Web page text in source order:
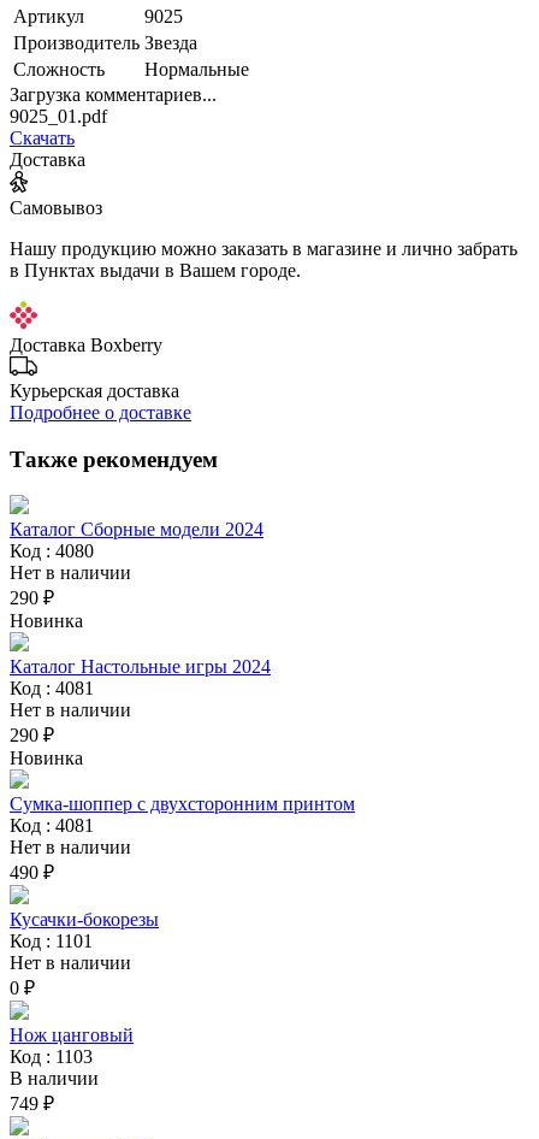
Артикул
9025
Производитель Звезда
Сложность
Нормальные
Загрузка комментариев...
9025_01.pdf
Скачать
Доставка
Самовывоз
Нашу продукцию можно заказать в магазине и лично забрать
в Пунктах выдачи в Вашем городе.
Доставка Boxberry
Курьерская доставка
Подробнее о доставке
Также рекомендуем
Каталог Сборные модели 2024
Код : 4080
Нет в наличии
290 ₽
Новинка
Каталог Настольные игры 2024
Код : 4081
Нет в наличии
290 ₽
Новинка
Сумка-шоппер с двухсторонним принтом
Код : 4081
Нет в наличии
490 ₽
Кусачки-бокорезы
Код : 1101
Нет в наличии
0 ₽
Нож цанговый
Код : 1103
В наличии
749 ₽